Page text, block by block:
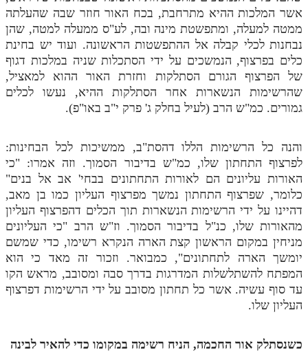
תלמוד עשר הספירות חלק טז
בית שער הכוונות
אודות האתר
אודות האתר
אתר הבית
לאתר ספר הרב
דף היומי בזוהר הקדוש
אשר המלכות ההיא מתרחבת, בכח האור חוזר שבה שהעלתה
ממטה למעלה, ומתפשטת מינה ובה, לע"ס ממעלה למטה, שהן
נבחנות לכלי קבלה אל ההתפשטות הראשונה. ועוד יש בחינת
כלים בפרצוף, הנמשכים על ידי הסתכלות שניה במלכות דגוף
של הפרצוף הגורם הסתלקות וחזרת האור ההוא למאציל,
שהרשימות הנשארות אחר הסתלקות ההיא, נעשו לכלים
גמורים. כמ"ש הרב (לעיל בחלק ג' פרק י"ב באו"פ).
והנה כל הרשימות הללו דהסת"ב, ממשיכות לכל הבחינות:
לפרצוף התחתון שלו, כמ"ש בדיבור הסמוך. וזה אמרו: "כי
האורות עליונים הם לאורות התחתונים בבחי' אב אל בנים"
כלומר, שפרצוף התחתון נמשך מפרצוף העליון כמו בן מאב,
דהיינו על ידי הרשימות הנשארות תוך הכלים דהפרצוף העליון
מהאורות שלו, כנ"ל בדיבור הסמוך. וז"ש הרב "כי העליונים
מניחין במקום הראשון קצת הארה הנקרא רשימו, כדי שמשם
יומשך הארה לתחתונים", כמבואר. וזכור זה מאד כי הוא
המפתח להשתלשלות המדרגות בדרך סבה ומסובב, מראש הקו
עד סוף עשיה. אשר כל תחתון מסובב על ידי הרשימות דפרצוף
העליון שלו.
כשנסתלק אור החכמה, הניח רשימה במקומו כדי להאיר לבינה